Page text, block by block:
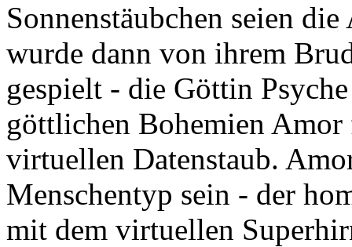
Sonnenstäubchen seien
wurde dann von ihrem
gespielt - die Göttin
göttlichen Bohemien
virtuellen Datenstaub.
Menschentyp sein - der
mit dem virtuellen